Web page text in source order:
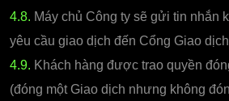
4.8. Máy chủ Công ty sẽ gửi tin nhắn
yêu cầu giao dịch đến Cổng Giao
4.9. Khách hàng được trao quyền
(đóng một Giao dịch nhưng không